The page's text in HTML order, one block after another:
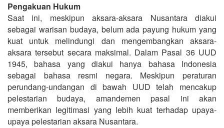
Pengakuan Hukum
Saat ini, meskipun aksara-aksara Nusantara diakui
sebagai warisan budaya, belum ada payung hukum yang
kuat untuk melindungi dan mengembangkan aksara-
aksara tersebut secara maksimal. Dalam Pasal 36 UUD
1945, bahasa yang diakui hanya bahasa Indonesia
sebagai bahasa resmi negara. Meskipun peraturan
perundang-undangan di bawah UUD telah mencakup
pelestarian budaya, amandemen pasal ini akan
memberikan legitimasi yang lebih kuat terhadap upaya-
upaya pelestarian aksara Nusantara.